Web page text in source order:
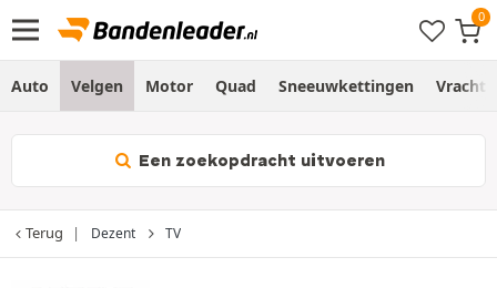
Auto Velgen Motor Quad Sneeuwkettingen
Een zoekopdracht uitvoeren
Terug Dezent TV